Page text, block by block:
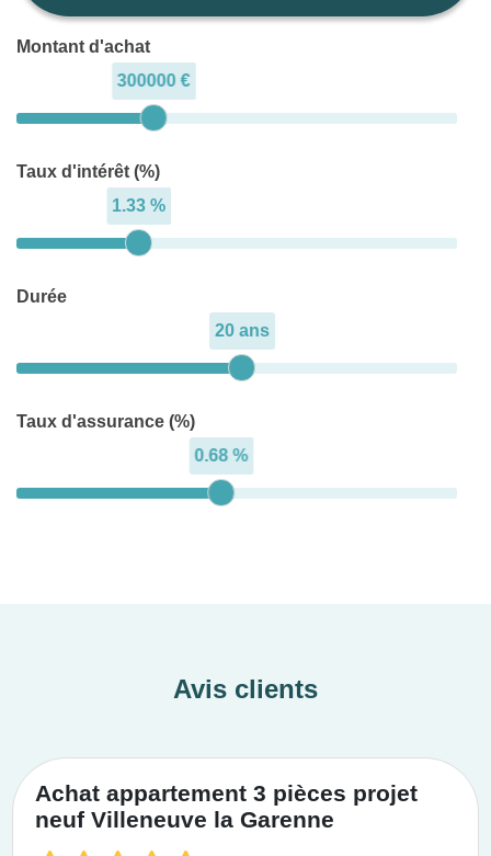
Montant d'achat
300000 €
Taux d'intérêt (%)
1.33 %
Durée
20 ans
Taux d'assurance (%)
0.68 %
Avis clients
Achat appartement 3 pièces projet
neuf Villeneuve la Garenne